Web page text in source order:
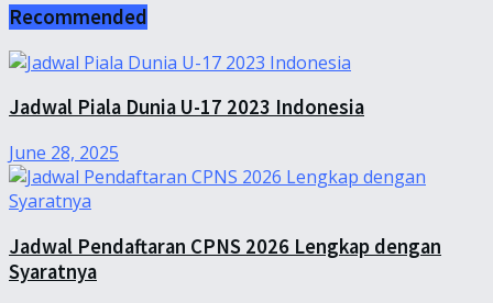
Recommended
Jadwal Piala Dunia U-17 2023 Indonesia
June 28, 2025
Jadwal Pendaftaran CPNS 2026 Lengkap dengan
Syaratnya